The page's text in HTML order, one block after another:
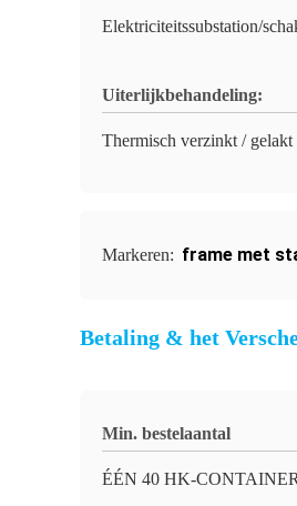
Elektriciteitssubstation/
Uiterlijkbehandeling:
Thermisch verzinkt / gelakt
Markeren: frame met
Betaling & het
Min. bestelaantal
ÉÉN 40 HK-CONTAINER